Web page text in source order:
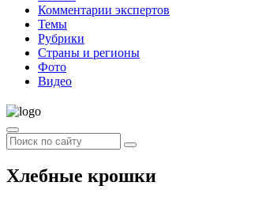
Комментарии экспертов
Темы
Рубрики
Страны и регионы
Фото
Видео
Хлебные крошки